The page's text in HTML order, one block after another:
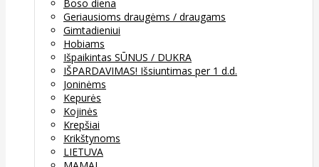
Boso diena
Geriausioms draugėms / draugams
Gimtadieniui
Hobiams
Išpaikintas SŪNUS / DUKRA
IŠPARDAVIMAS! Išsiuntimas per 1 d.d.
Joninėms
Kepurės
Kojinės
Krepšiai
Krikštynoms
LIETUVA